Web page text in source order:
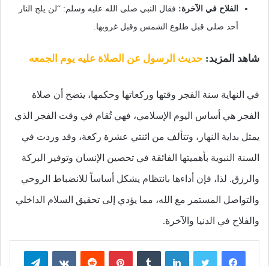
الفلاح في الآخرة: فقال النبي صلى الله عليه وسلم: “لن يلج النار
أحد صلى قبل طلوع الشمس وقبل غروبها.
شاهد المزيد: حديث الرسول عن الصلاة عليه يوم الجمعه
في النهاية سنة الفجر وقتها وركعاتها وحكمها، يتضح أن صلاة
الفجر هي أساس اليوم الإسلامي، فهي تُقام في وقت الفجر الذي
يمثل بداية النهار، وتتألف من اثنتي عشرة ركعة، وقد وردت في
السنة النبوية بأهميتها الفائقة في تحصين الإنسان وتوفير البركة
والرزق. لذا، فإن أداءها بانتظام يشكل أساساً للانضباط الروحي
والتواصل المستمر مع الله، مما يؤدي إلى تحقيق السلام الداخلي
والفلاح في الدنيا والآخرة.
فيسبوكتويتر لينكدإن ‏Tumblr بينتيريست
‏Reddit
‏VKontakte تيلقرام